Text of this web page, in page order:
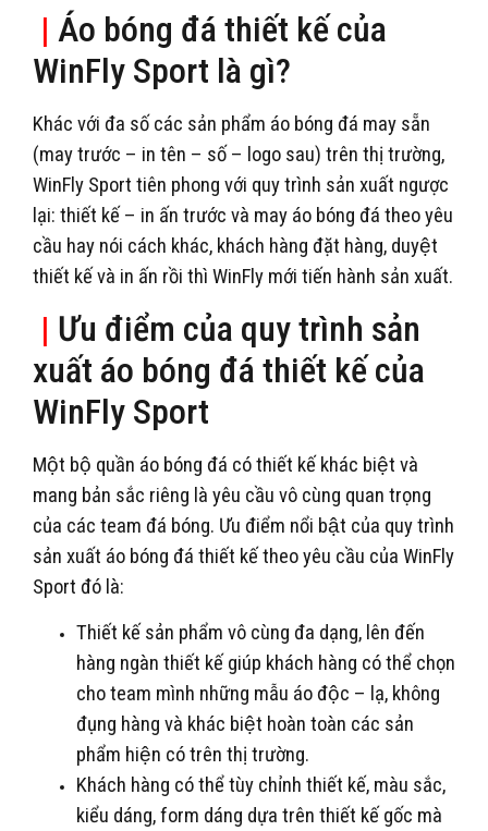
| Áo bóng đá thiết kế của
WinFly Sport là gì?
Khác với đa số các sản phẩm áo bóng đá may sẵn
(may trước – in tên – số – logo sau) trên thị trường,
WinFly Sport tiên phong với quy trình sản xuất ngược
lại: thiết kế – in ấn trước và may áo bóng đá theo yêu
cầu hay nói cách khác, khách hàng đặt hàng, duyệt
thiết kế và in ấn rồi thì WinFly mới tiến hành sản xuất.
| Ưu điểm của quy trình sản
xuất áo bóng đá thiết kế của
WinFly Sport
Một bộ quần áo bóng đá có thiết kế khác biệt và
mang bản sắc riêng là yêu cầu vô cùng quan trọng
của các team đá bóng. Ưu điểm nổi bật của quy trình
sản xuất áo bóng đá thiết kế theo yêu cầu của WinFly
Sport đó là:
Thiết kế sản phẩm vô cùng đa dạng, lên đến
hàng ngàn thiết kế giúp khách hàng có thể chọn
cho team mình những mẫu áo độc – lạ, không
đụng hàng và khác biệt hoàn toàn các sản
phẩm hiện có trên thị trường.
Khách hàng có thể tùy chỉnh thiết kế, màu sắc,
kiểu dáng, form dáng dựa trên thiết kế gốc mà